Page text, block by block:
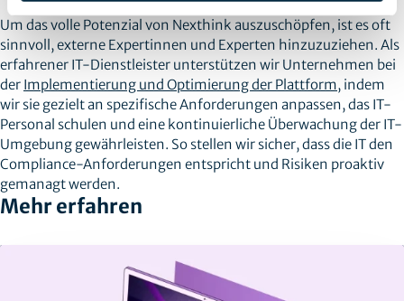
Um das volle Potenzial von Nexthink auszuschöpfen, ist es oft
sinnvoll, externe Expertinnen und Experten hinzuzuziehen. Als
erfahrener IT-Dienstleister unterstützen wir Unternehmen bei
der Implementierung und Optimierung der Plattform, indem
wir sie gezielt an spezifische Anforderungen anpassen, das IT-
Personal schulen und eine kontinuierliche Überwachung der IT-
Umgebung gewährleisten. So stellen wir sicher, dass die IT den
Compliance-Anforderungen entspricht und Risiken proaktiv
gemanagt werden.
Mehr erfahren